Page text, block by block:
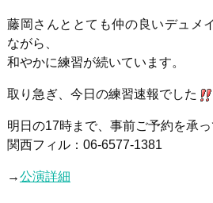
藤岡さんととても仲の良いデュメ
ながら、
和やかに練習が続いています。
取り急ぎ、今日の練習速報でした
明日の17時まで、事前ご予約を承っ
関西フィル：06-6577-1381
→公演詳細